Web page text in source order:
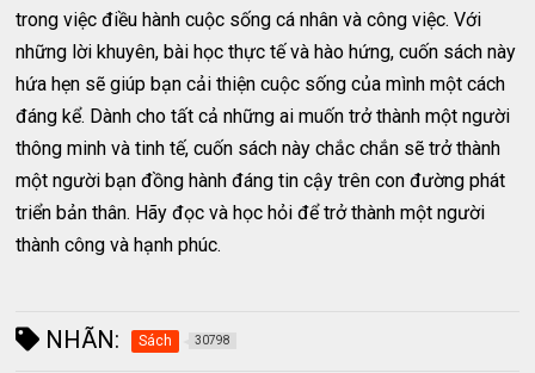
trong việc điều hành cuộc sống cá nhân và công việc. Với
những lời khuyên, bài học thực tế và hào hứng, cuốn sách này
hứa hẹn sẽ giúp bạn cải thiện cuộc sống của mình một cách
đáng kể. Dành cho tất cả những ai muốn trở thành một người
thông minh và tinh tế, cuốn sách này chắc chắn sẽ trở thành
một người bạn đồng hành đáng tin cậy trên con đường phát
triển bản thân. Hãy đọc và học hỏi để trở thành một người
thành công và hạnh phúc.
NHÃN: Sách 30798